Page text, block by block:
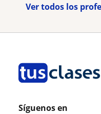
Ver todos los
Síguenos en